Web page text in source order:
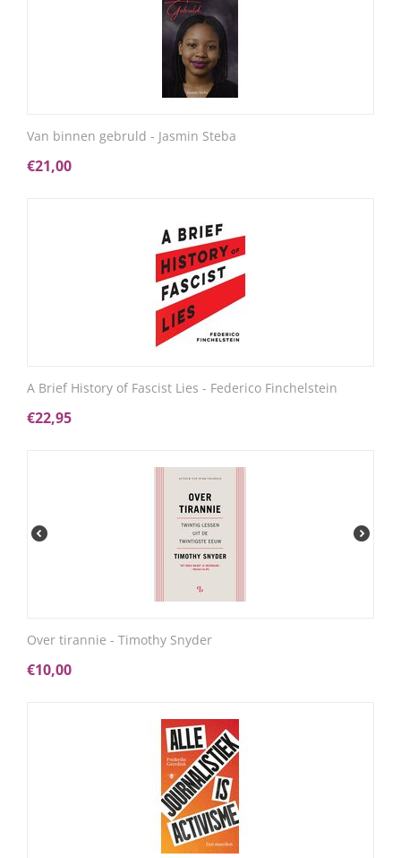
Van binnen gebruld - Jasmin Steba
€21,00
A Brief History of Fascist Lies - Federico Finchelstein
€22,95
Over tirannie - Timothy Snyder
€10,00